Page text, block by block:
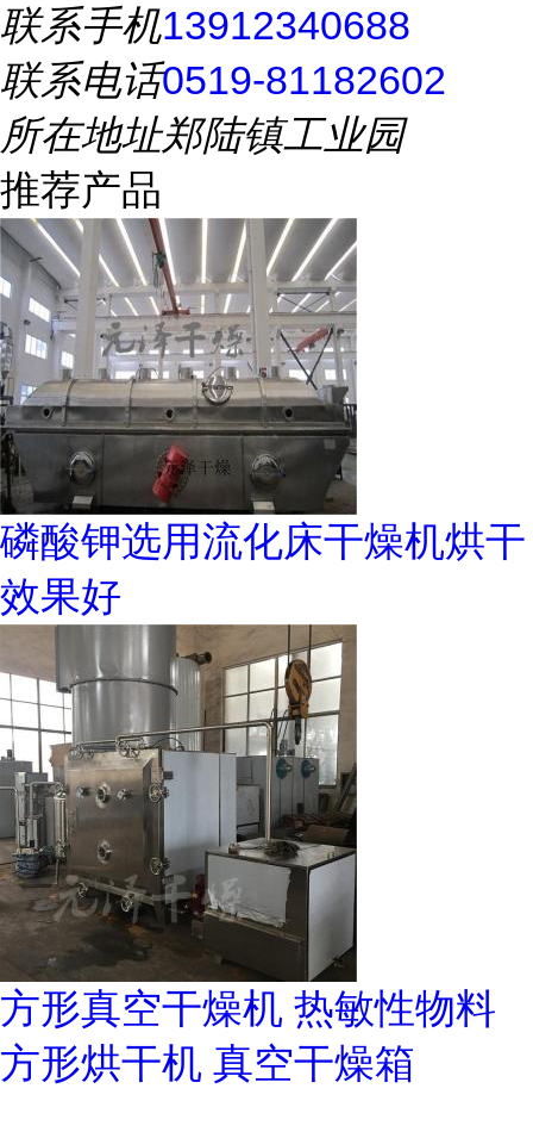
联系手机13912340688
联系电话0519-81182602
所在地址郑陆镇工业园
推荐产品
磷酸钾选用流化床干燥机烘干
效果好
方形真空干燥机 热敏性物料
方形烘干机 真空干燥箱